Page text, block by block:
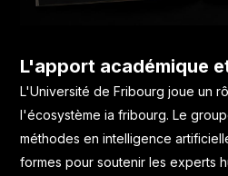
L'apport académique
L'Université de Fribourg joue un
l'écosystème ia fribourg. Le
méthodes en intelligence
formes pour soutenir les experts